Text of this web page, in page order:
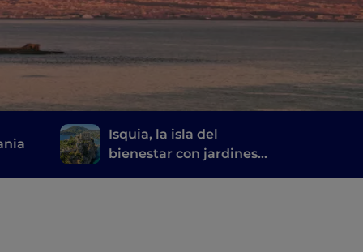
Isquia, la isla del
bienestar con jardines